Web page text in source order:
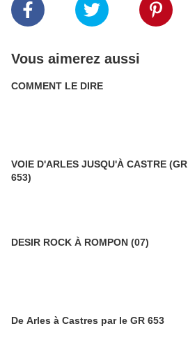
Vous aimerez aussi
COMMENT LE DIRE
VOIE D'ARLES JUSQU'À CASTRE (GR
653)
DESIR ROCK À ROMPON (07)
De Arles à Castres par le GR 653